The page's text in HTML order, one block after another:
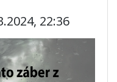
22:36